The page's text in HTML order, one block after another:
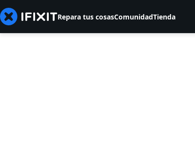
Repara tus cosasComunidadTienda